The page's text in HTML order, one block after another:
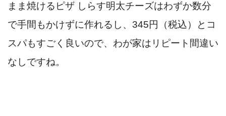
まま焼けるピザ しらす明太チーズはわずか数分
で手間もかけずに作れるし、345円（税込）とコ
スパもすごく良いので、わが家はリピート間違い
なしですね。